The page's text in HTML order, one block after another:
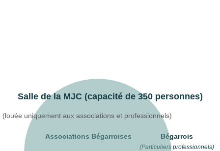
Salle de la MJC (capacité de 350 personnes)
(louée uniquement aux associations et professionnels)
Associations Bégarroises Bégarrois
(Particuliers professionnels)